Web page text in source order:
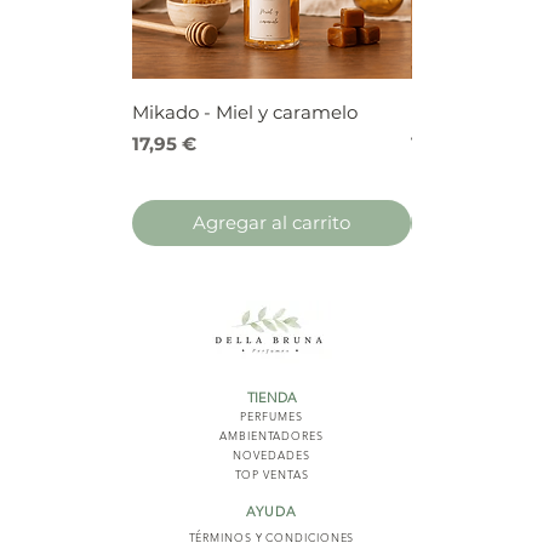
Mikado - Miel y caramelo
Precio
17,95 €
Agregar al carrito
Precio
17,95 €
TIENDA
PERFUMES
AMBIENTADORES
NOVEDADES
TOP VENTAS
AYUDA
TÉRMINOS Y CONDICIONES